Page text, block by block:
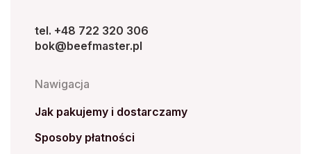
tel. +48 722 320 306
bok@beefmaster.pl
Nawigacja
Jak pakujemy i dostarczamy
Sposoby płatności